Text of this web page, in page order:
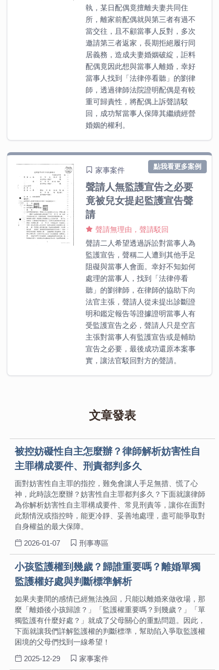
執，某日配偶竟擅離夫妻共同住
所，離家前配偶就與第三者有過不
當交往，且不顧當事人反對，多次
邀請第三者返家，長期拒絕履行同
居義務，造成夫妻婚姻破綻，詎料
配偶竟因此想與當事人離婚，幸好
當事人找到「法律停看聽」的劉律
師，透過律師法院證明配偶是有較
重可歸責性，將配偶上訴聲請駁
回，成功幫當事人保障其繼續經營
婚姻的權利。
家事案件
聲請人無監護宣告之必要
竟被兒女提起監護宣告聲
請
聲請無理由，聲請駁回
聲請二人希望透過訴訟對當事人為
監護宣告，聲稱二人遭到其他手足
阻礙與當事人會面。幸好不知如何
處理的當事人，找到「法律停看
聽」的劉律師，在律師的協助下向
法官主張，聲請人從未提出診斷證
明和鑑定報告等證據證明當事人有
受監護宣告之必，聲請人只是空言
主張對當事人有監護宣告或是輔助
宣告之必要，最後成功還原本案事
實，讓法官駁回對方的聲請。
點我看更多案例
文章發表
被控妨礙性自主怎麼辦？律師解析妨害性自
主罪構成要件、刑責都判多久
面對妨害性自主罪的指控，難免會讓人手足無措、慌了心
神，此時該怎麼辦？妨害性自主罪都判多久？下面就讓律師
為你解析妨害性自主罪構成要件、常見刑責等，讓你在面對
此類情況或指控時，能更冷靜、妥善地處理，盡可能爭取對
自身權益的最大保障。
2026-01-07
刑事專區
小孩監護權到幾歲？歸誰重要嗎？離婚單獨
監護權好處與判斷標準解析
如果夫妻間的感情已經無法挽回，只能以離婚來做收場，那
麼「離婚後小孩歸誰？」「監護權重要嗎？到幾歲？」「單
獨監護有什麼好處？」就成了父母關心的重點問題。因此，
下面就讓我們詳解監護權的判斷標準，幫助陷入爭取監護權
困境的父母們找到一線希望！
2025-12-29
家事案件